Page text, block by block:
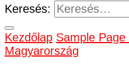
Keresés:
Kezdőlap Sample Page
Magyarország